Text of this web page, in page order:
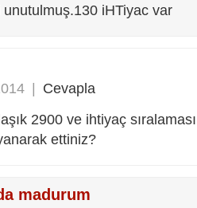
unutulmuş.130 iHTiyac var
| Cevapla
2900 ve ihtiyaç
ettiniz?
madurum